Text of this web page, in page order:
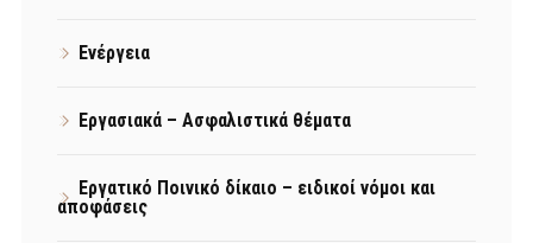
Ενέργεια
Εργασιακά – Ασφαλιστικά θέματα
Εργατικό Ποινικό δίκαιο – ειδικοί νόμοι και
αποφάσεις